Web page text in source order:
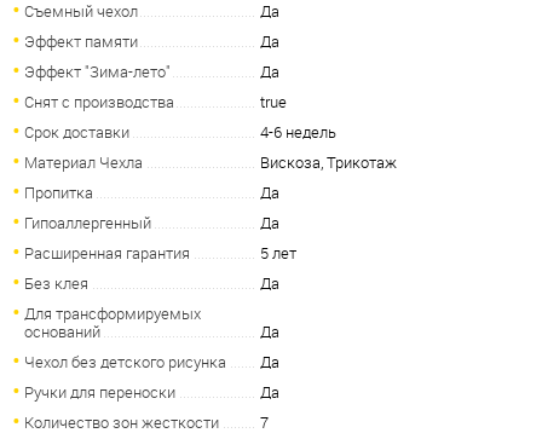
Съемный чехол
Да
Эффект памяти
Да
Эффект "Зима-лето"
Да
Снят с производства
true
Срок доставки
4-6 недель
Материал Чехла
Вискоза, Трикотаж
Пропитка
Да
Гипоаллергенный
Да
Расширенная гарантия
5 лет
Без клея
Да
Для трансформируемых
оснований
Да
Чехол без детского рисунка
Да
Ручки для переноски
Да
Количество зон жесткости
7